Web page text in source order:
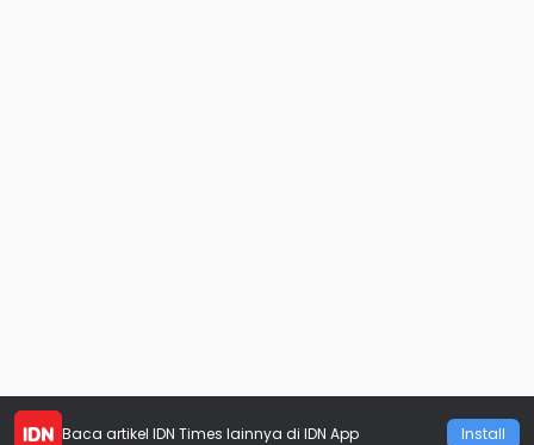
Baca artikel IDN Times lainnya di IDN App Install